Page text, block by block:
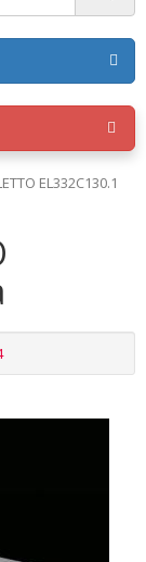
EL332C130.1